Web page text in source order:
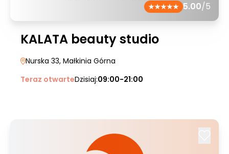
5.00/5
KALATA beauty studio
Nurska 33, Małkinia Górna
Teraz otwarteDzisiaj:09:00-21:00